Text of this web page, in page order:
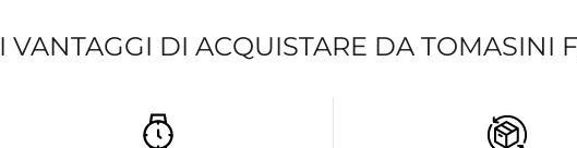
I VANTAGGI DI ACQUISTARE DA TOMASINI